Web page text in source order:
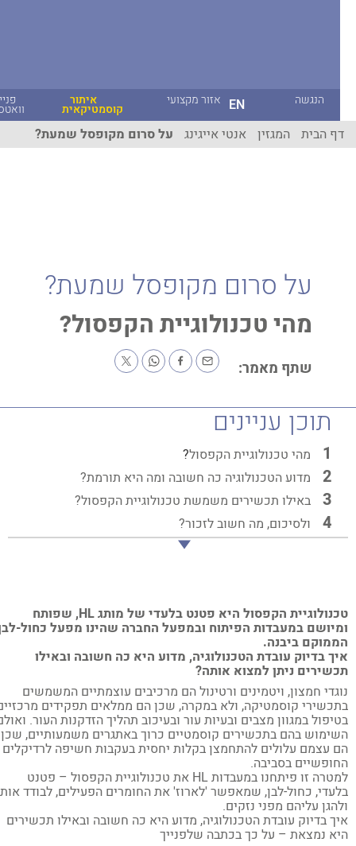
פניית
וואטסאפ
איתור
קוסמטיקאית
אזור מקצועי הנגשה
הבית המגזין אנטי אייגינג על סרום מקופסל שמעת?
על סרום מקופסל שמעת?
מהי טכנולוגיית הקפסול?
שתף מאמר:
הקפסול היא פטנט בלעדי של מותגHL, שפותח
במעבדות הפיתוח ובמפעל החברה שהינו מפעל כחול-לבן
ביבנה.
בדיוק עובדת הטכנולוגיה, מדוע היא כה חשובה ובאילו
ניתן למצוא אותה?
חמצון, ויטמינים ורטינול הם מרכיבים עוצמתיים המשמשים
קוסמטיקה, ולא במקרה, שכן הם ממלאים תפקידים מרכזיים
במגוון מצבים ובעיות עור ובעיכוב תהליך הזדקנות העור. ואולם,
בהם בתכשירים קוסמטיים כרוך באתגרים משמעותיים, שכן
עצמם עלולים להתחמצן בקלות יחסית בעקבות חשיפה לרדיקלים
בסביבה.
למטרה זו פיתחנו במעבדות HL את טכנולוגיית הקפסול – פטנט
כחול-לבן, שמאפשר 'לארוז' את החומרים הפעילים, לבודד אותם
עליהם מפני נזקים.
בדיוק עובדת הטכנולוגיה, מדוע היא כה חשובה ובאילו תכשירים
נמצאת – על כך בכתבה שלפנייך
תוכן עניינים
מהי טכנולוגיית הקפסול?
מדוע הטכנולוגיה כה חשובה ומה היא תורמת?
באילו תכשירים משמשת טכנולוגיית הקפסול?
ולסיכום, מה חשוב לזכור?